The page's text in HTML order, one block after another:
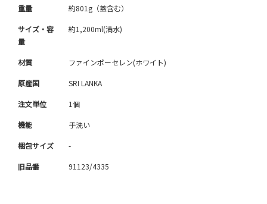
重量 約801g（蓋含む）
サイズ・容
量
約1,200ml(満水)
材質 ファインポーセレン(ホワイト)
原産国 SRI LANKA
注文単位 1個
機能 手洗い
梱包サイズ -
旧品番 91123/4335